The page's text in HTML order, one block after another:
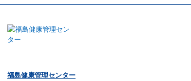
福島健康管理センター